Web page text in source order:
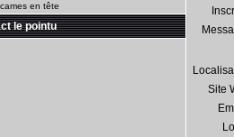
en tête
Site
le pointu